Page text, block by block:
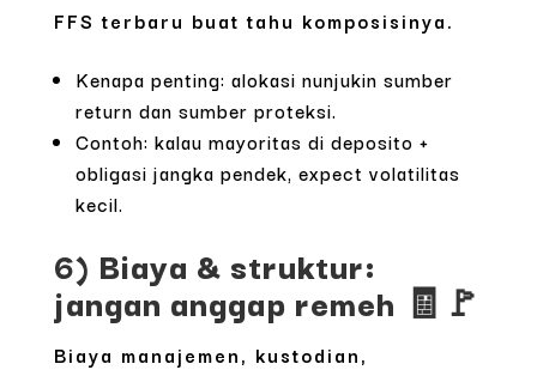
FFS terbaru buat tahu komposisinya.
Kenapa penting: alokasi nunjukin sumber
return dan sumber proteksi.
Contoh: kalau mayoritas di deposito +
obligasi jangka pendek, expect volatilitas
kecil.
6) Biaya & struktur:
jangan anggap remeh 🧾🚩
Biaya manajemen, kustodian,